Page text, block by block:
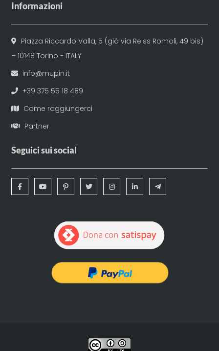
Informazioni
Piazza Riccardo Valla, 5 (già via Reiss Romoli, 49 bis)
– 10148 Torino - ITALY
info@mupin.it
+39 375 55 18 489
Come raggiungerci
Partner
Seguici sui social